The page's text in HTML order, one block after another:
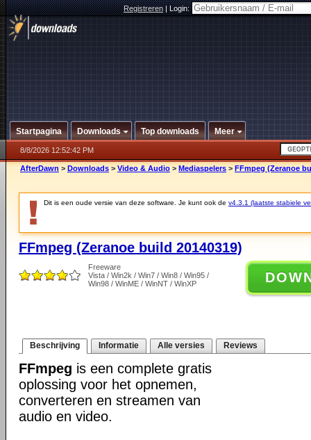
Registreren|Login:
Startpagina Downloads Top downloads Meer
8/8/2026 12:52:42 PM
AfterDawn > Downloads > Video & Audio > Mediaspelers > FFmpeg (Zeranoe
Dit is een oude versie van deze software. Je kunt ook de v4.3.1 (laatste stabiele
FFmpeg (Zeranoe build 20140319)
Freeware
Vista / Win2k / Win7 / Win8 / Win95 /
Win98 / WinME / WinNT / WinXP
Beschrijving Informatie Alle versies Reviews
FFmpeg is een complete gratis
oplossing voor het opnemen,
converteren en streamen van
audio en video.